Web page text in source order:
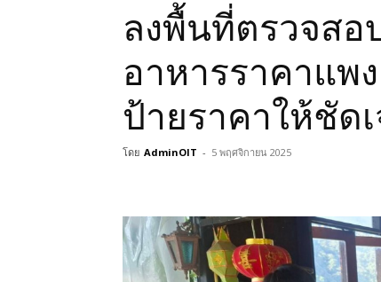
ลงพื้นที่ตรวจสอ
อาหารราคาแพ
ป้ายราคาให้ชัด
โดย AdminOIT - 5 พฤศจิกายน 2025